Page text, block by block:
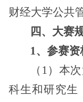
财经大学公共
四、大赛
1、参赛资
（1）本
科生和研究生